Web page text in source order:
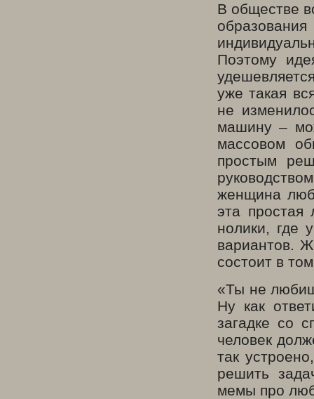
В обществе
Поэтому
уже такая
не
машину –
массовом
простым
женщина
эта простая
нолики, где
вариантов.
состоит в
«Ты не
Ну как
загадке со
человек
так
решить
мемы про